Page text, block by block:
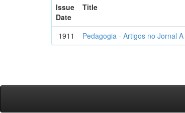
Issue
Date
Title
1911 Pedagogia - Artigos no Jornal